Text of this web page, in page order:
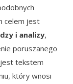
celem jest
i analizy,
poruszanego
tekstem
który wnosi